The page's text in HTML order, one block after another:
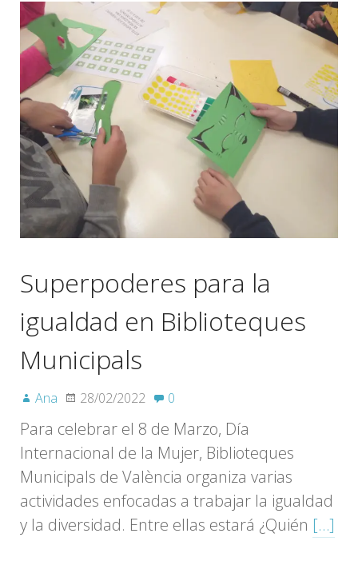
Superpoderes para la
igualdad en Biblioteques
Municipals
Ana 28/02/2022 0
Para celebrar el 8 de Marzo, Día
Internacional de la Mujer, Biblioteques
Municipals de València organiza varias
actividades enfocadas a trabajar la igualdad
y la diversidad. Entre ellas estará ¿Quién […]